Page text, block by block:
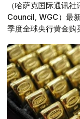
（哈萨克国际通讯
Council, WGC）最
季度全球央行黄金购